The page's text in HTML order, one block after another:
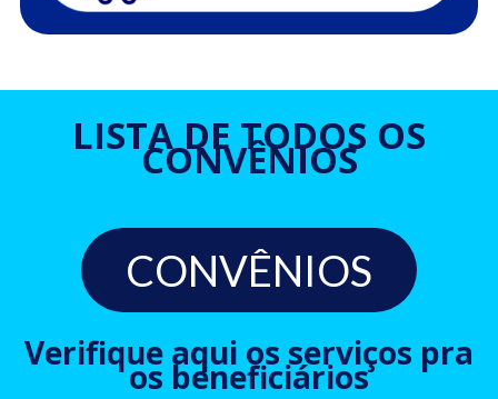
LISTA DE TODOS OS
CONVÊNIOS
CONVÊNIOS
Verifique aqui os serviços pra
os beneficiários